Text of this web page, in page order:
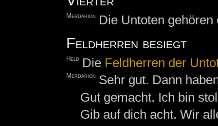
Merdarion Die Untoten
Feldherren besiegt
Held Die Feldherren der
Merdarion Sehr gut. Dann
Gut gemacht. Ich bin
Gib auf dich acht. Wir